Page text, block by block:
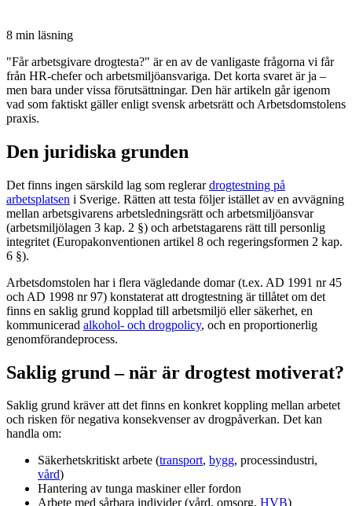
8 min läsning
"Får arbetsgivare drogtesta?" är en av de vanligaste frågorna vi får
från HR-chefer och arbetsmiljöansvariga. Det korta svaret är ja –
men bara under vissa förutsättningar. Den här artikeln går igenom
vad som faktiskt gäller enligt svensk arbetsrätt och Arbetsdomstolens
praxis.
Den juridiska grunden
Det finns ingen särskild lag som reglerardrogtestning på
arbetsplatsen i Sverige. Rätten att testa följer istället av en avvägning
mellan arbetsgivarens arbetsledningsrätt och arbetsmiljöansvar
(arbetsmiljölagen 3 kap. 2 §) och arbetstagarens rätt till personlig
integritet (Europakonventionen artikel 8 och regeringsformen 2 kap.
6 §).
Arbetsdomstolen har i flera vägledande domar (t.ex. AD 1991 nr 45
och AD 1998 nr 97) konstaterat att drogtestning är tillåtet om det
finns en saklig grund kopplad till arbetsmiljö eller säkerhet, en
kommunicerad alkohol- och drogpolicy, och en proportionerlig
genomförandeprocess.
Saklig grund – när är drogtest motiverat?
Saklig grund kräver att det finns en konkret koppling mellan arbetet
och risken för negativa konsekvenser av drogpåverkan. Det kan
handla om:
Säkerhetskritiskt arbete (transport, bygg, processindustri,
vård)
Hantering av tunga maskiner eller fordon
Arbete med sårbara individer (vård, omsorg, HVB)